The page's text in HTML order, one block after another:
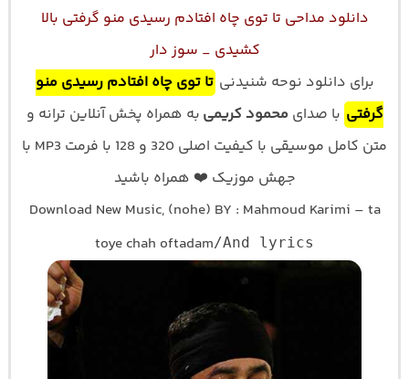
دانلود مداحی تا توی چاه افتادم رسیدی منو گرفتی بالا
کشیدی _ سوز دار
برای دانلود نوحه شنیدنی تا توی چاه افتادم رسیدی منو
گرفتی با صدایمحمود کریمی به همراه پخش آنلاین ترانه و
متن کامل موسیقی با کیفیت اصلی 320 و 128 با فرمت MP3 با
جهش موزیک ❤️ همراه باشید
Download New Music, (nohe) BY : Mahmoud Karimi – ta
toye chah oftadam/And lyrics